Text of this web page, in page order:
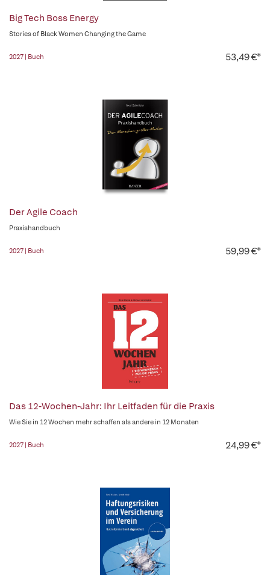
Big Tech Boss Energy
Stories of Black Women Changing the Game
2027 | Buch 53,49 €*
Der Agile Coach
Praxishandbuch
2027 | Buch 59,99 €*
Das 12-Wochen-Jahr: Ihr Leitfaden für die Praxis
Wie Sie in 12 Wochen mehr schaffen als andere in 12 Monaten
2027 | Buch 24,99 €*